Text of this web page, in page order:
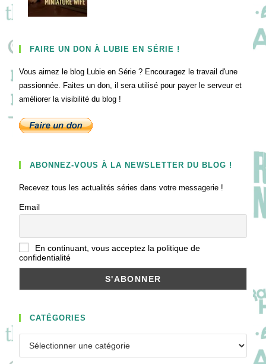
FAIRE UN DON À LUBIE EN SÉRIE !
Vous aimez le blog Lubie en Série ? Encouragez le travail d'une
passionnée. Faites un don, il sera utilisé pour payer le serveur et
améliorer la visibilité du blog !
ABONNEZ-VOUS À LA NEWSLETTER DU BLOG !
Recevez tous les actualités séries dans votre messagerie !
Email
En continuant, vous acceptez la politique de
confidentialité
CATÉGORIES